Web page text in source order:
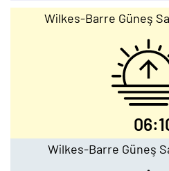
Wilkes-Barre Güneş
Wilkes-Barre Güneş